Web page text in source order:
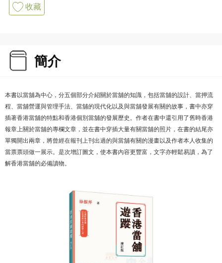
收藏
簡介
本書以當舖為中心，分五個部分介紹關於當舖的知識，包括當舖的設計、當押流
程、當舖營運與管理手法、當舖的現代化以及與當舖發展有關的故事，書中亦穿
插著香港當舖的特點和香港個別當舖的發展歷史。作者在書中還引用了舊時香港
報章上關於當舖的專欄文章，並在書中穿插大量有關當舖的照片，在書的結尾亦
單獨開出兩章，將曾經在報刊上刊出過的與當舖有關的漫畫以及作者本人收集的
當票票頭做一展示。是次增訂圖文，使本書內容更豐富，文字亦輕鬆易讀，為了
解香港當舖的必備讀物。